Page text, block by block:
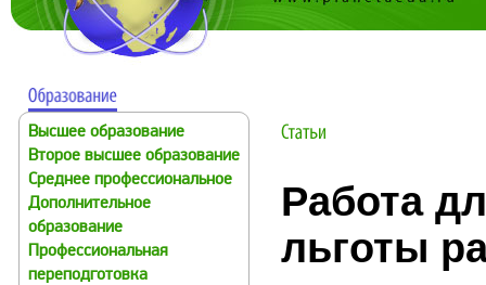
Высшее образование
Второе высшее образование
Среднее профессиональное
Дополнительное
образование
Профессиональная
переподготовка
Работа
льготы